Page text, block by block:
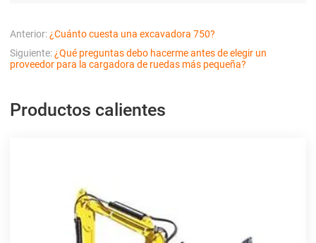
Anterior: ¿Cuánto cuesta una excavadora 750?
Siguiente:¿Qué preguntas debo hacerme antes de elegir un
proveedor para la cargadora de ruedas más pequeña?
Productos calientes